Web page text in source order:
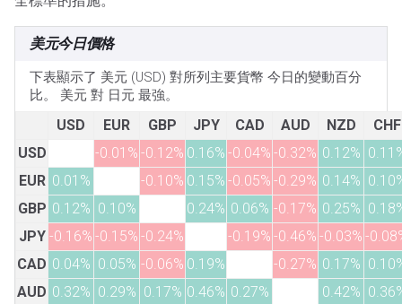
美元今日價格
下表顯示了 美元 (USD) 對所列主要貨幣 今日的變動百分
比。 美元 對 日元 最強。
USD EUR GBP JPY CAD AUD NZD
CHF
USD
-0.01% -0.12% 0.16% -0.04% -0.32% 0.12%
EUR 0.01% -0.10% 0.15% -0.05% -0.29% 0.14%
GBP 0.12% 0.10% 0.24% 0.06% -0.17% 0.25%
JPY -0.16% -0.15% -0.24% -0.19% -0.46% -0.03% -
CAD 0.04% 0.05% -0.06% 0.19% -0.27% 0.17%
AUD 0.32% 0.29% 0.17% 0.46% 0.27% 0.42%